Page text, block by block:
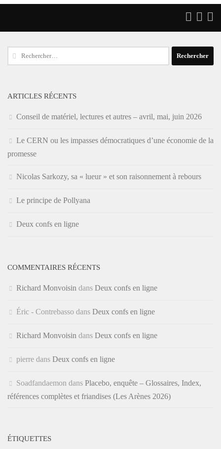
Rechercher :
ARTICLES RÉCENTS
Conseil de matériel, lectures et autres – avril, mai, juin 2026
Le CERN ou les impasses démocratiques d’une économie de la
promesse
Nicolas Sarkozy, sa « lueur » et son raisonnement à rebours
Le principe de Pollyana
Deux confs en ligne
COMMENTAIRES RÉCENTS
Richard Monvoisin dans Deux confs en ligne
Éric - Contrebasso dans Deux confs en ligne
Richard Monvoisin dans Deux confs en ligne
pierre dans Deux confs en ligne
Soadfandaemon dans Placebo, enquête – Glossaires, Index,
références complètes et friandises (Les Arènes 2026)
ÉTIQUETTES